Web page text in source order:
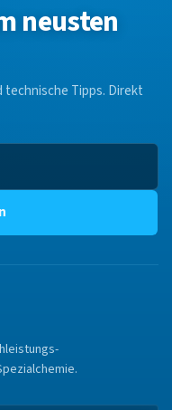
neusten
Tipps. Direkt